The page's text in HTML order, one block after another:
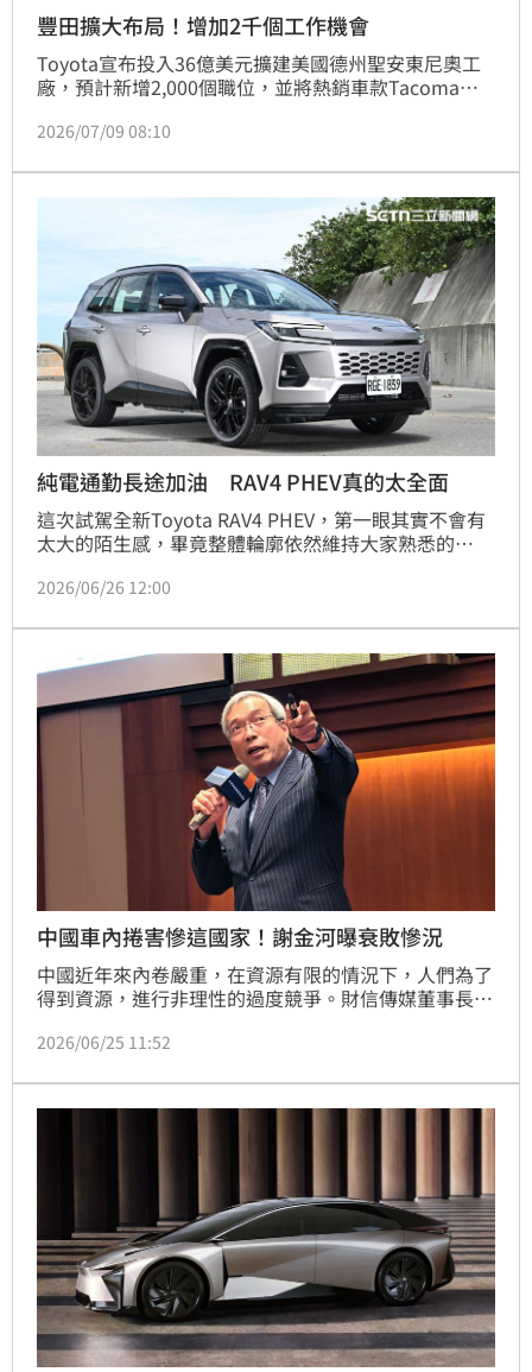
豐田擴大布局！增加2千個工作機會
Toyota宣布投入36億美元擴建美國德州聖安東尼奧工
廠，預計新增2,000個職位，並將熱銷車款Tacoma部
TNGA-F平台車型的重要製造基地，同時負責Tundra與
長近一成，Toyota積極響應在地化生產政策，持續強
化北美供應鏈布局，預估2026年Tacoma銷量將挑戰28
萬輛新高，鞏固其在美國中型皮卡市場的絕對領先地
2026/07/09 08:10
純電通勤長途加油 RAV4 PHEV真的太全面
這次試駕全新Toyota RAV4 PHEV，第一眼其實不會有
太大的陌生感，畢竟整體輪廓依然維持大家熟悉的
包括前後保桿、輪拱、車側飾板與20吋鋁圈都採用亮黑
多了幾分旗艦休旅的氣勢。
2026/06/26 12:00
中國車內捲害慘這國家！謝金河曝衰敗慘況
中國近年來內卷嚴重，在資源有限的情況下，人們為了
得到資源，進行非理性的過度競爭。財信傳媒董事長謝
產業，稱霸全中國的比亞迪股價屢創新低，小米更是跌
價從4000跌到2686日圓，創新低紀錄，儘管Toyota社
長頻頻出面喊話，但仍無力挽回頹勢。
2026/06/25 11:52